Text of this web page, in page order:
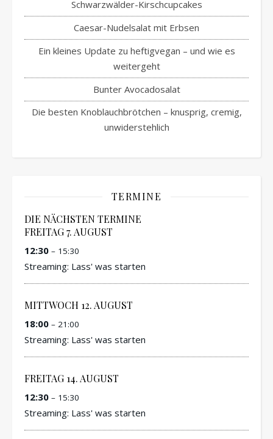
Schwarzwälder-Kirschcupcakes
Caesar-Nudelsalat mit Erbsen
Ein kleines Update zu heftigvegan – und wie es
weitergeht
Bunter Avocadosalat
Die besten Knoblauchbrötchen – knusprig, cremig,
unwiderstehlich
TERMINE
DIE NÄCHSTEN TERMINE
FREITAG7.AUGUST
12:30 – 15:30
Streaming: Lass' was starten
MITTWOCH 12.AUGUST
18:00 – 21:00
Streaming: Lass' was starten
FREITAG 14.AUGUST
12:30 – 15:30
Streaming: Lass' was starten